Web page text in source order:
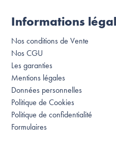
Informations
Nos conditions de Vente
Nos CGU
Les garanties
Mentions légales
Données personnelles
Politique de Cookies
Politique de confidentialité
Formulaires